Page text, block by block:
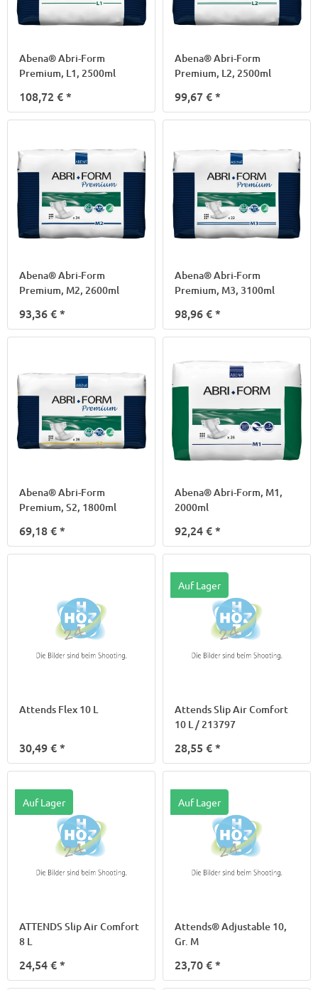
Abena® Abri-Form
Premium, L1, 2500ml
108,72 €*
Abena® Abri-Form
Premium, L2, 2500ml
99,67 €*
Abena® Abri-Form
Premium, M2, 2600ml
93,36 €*
Abena® Abri-Form
Premium, M3, 3100ml
98,96 €*
Abena® Abri-Form
Premium, S2, 1800ml
69,18 €*
Abena® Abri-Form, M1,
2000ml
92,24 €*
Attends Flex 10 L
30,49 €*
Auf Lager
Attends Slip Air Comfort
10 L / 213797
28,55 €*
Auf Lager
ATTENDS Slip Air Comfort
8 L
24,54 €*
Auf Lager
Attends® Adjustable 10,
Gr. M
23,70 €*